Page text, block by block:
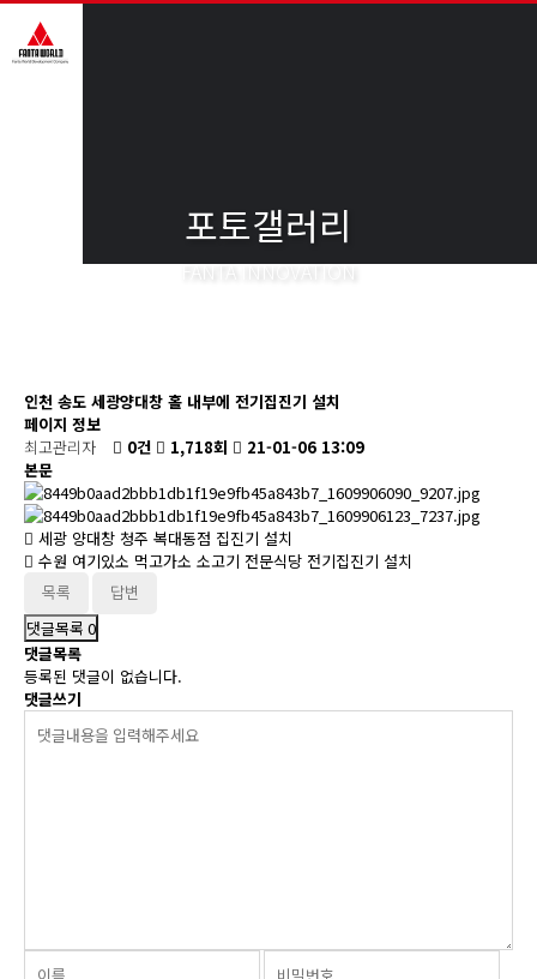
포토갤러리
FANTA INNOVATION
인천 송도 세광양대창 홀 내부에 전기집진기 설치
페이지 정보
최고관리자
0건 1,718회
21-01-06 13:09
본문
세광 양대창 청주 복대동점 집진기 설치
수원 여기있소 먹고가소 소고기 전문식당 전기집진기 설치
목록 답변
댓글목록 0
댓글목록
등록된 댓글이 없습니다.
댓글쓰기